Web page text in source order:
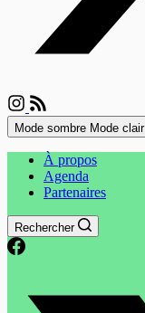
Mode sombre Mode clair
À propos
Agenda
Partenaires
Rechercher